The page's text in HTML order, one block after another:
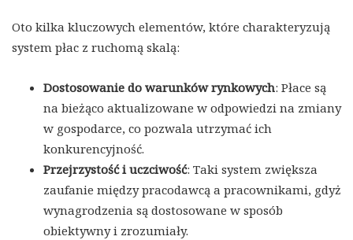
Oto kilka kluczowych elementów, które charakteryzują
system płac z ruchomą skalą:
Dostosowanie do warunków rynkowych: Płace są
na bieżąco aktualizowane w odpowiedzi na zmiany
w gospodarce, co pozwala utrzymać ich
konkurencyjność.
Przejrzystość i uczciwość: Taki system zwiększa
zaufanie między pracodawcą a pracownikami, gdyż
wynagrodzenia są dostosowane w sposób
obiektywny i zrozumiały.